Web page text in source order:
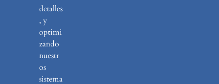
detalles
, y
optimi
zando
nuestr
os
sistema